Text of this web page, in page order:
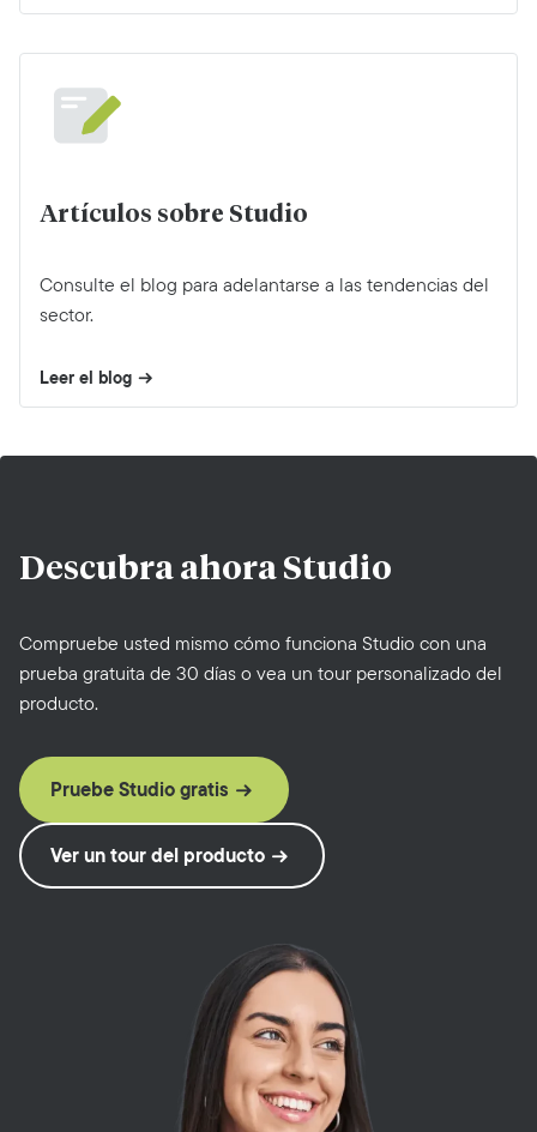
Artículos sobre Studio
Consulte el blog para adelantarse a las tendencias del
sector.
Leer el blog
Descubra ahora Studio
Compruebe usted mismo cómo funciona Studio con una
prueba gratuita de 30 días o vea un tour personalizado del
producto.
Pruebe Studio gratis
Ver un tour del producto